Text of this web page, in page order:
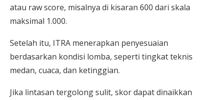
atau raw score, misalnya di kisaran 600 dari skala
maksimal 1.000.
Setelah itu, ITRA menerapkan penyesuaian
berdasarkan kondisi lomba, seperti tingkat teknis
medan, cuaca, dan ketinggian.
Jika lintasan tergolong sulit, skor dapat dinaikkan